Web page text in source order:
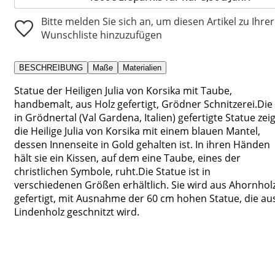
Bitte melden Sie sich an, um diesen Artikel zu Ihrer
Wunschliste hinzuzufügen
BESCHREIBUNG Maße Materialien
Statue der Heiligen Julia von Korsika mit Taube,
handbemalt, aus Holz gefertigt, Grödner Schnitzerei.Die
in Grödnertal (Val Gardena, Italien) gefertigte Statue
die Heilige Julia von Korsika mit einem blauen Mantel,
dessen Innenseite in Gold gehalten ist. In ihren Händen
hält sie ein Kissen, auf dem eine Taube, eines der
christlichen Symbole, ruht.Die Statue ist in
verschiedenen Größen erhältlich. Sie wird aus
gefertigt, mit Ausnahme der 60 cm hohen Statue, die
Lindenholz geschnitzt wird.